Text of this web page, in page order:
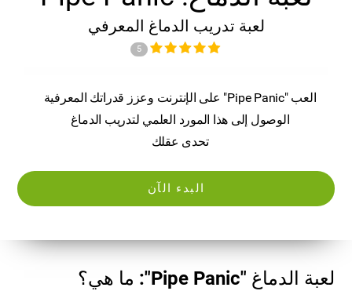
لعبة تدريب الدماغ المعرفي
5
العب "Pipe Panic" على الإنترنت وعزز قدراتك المعرفية
الوصول إلى هذا المورد العلمي لتدريب الدماغ
تحدى عقلك
البدء الآن
لعبة الدماغ "Pipe Panic": ما هي؟